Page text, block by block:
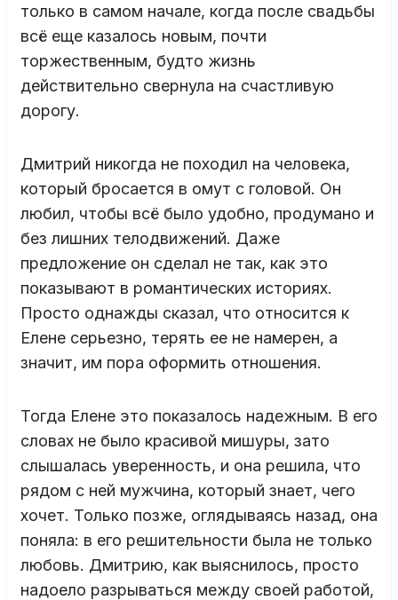
только в самом начале, когда после свадьбы
всё еще казалось новым, почти
торжественным, будто жизнь
действительно свернула на счастливую
дорогу.
Дмитрий никогда не походил на человека,
который бросается в омут с головой. Он
любил, чтобы всё было удобно, продумано и
без лишних телодвижений. Даже
предложение он сделал не так, как это
показывают в романтических историях.
Просто однажды сказал, что относится к
Елене серьезно, терять ее не намерен, а
значит, им пора оформить отношения.
Тогда Елене это показалось надежным. В его
словах не было красивой мишуры, зато
слышалась уверенность, и она решила, что
рядом с ней мужчина, который знает, чего
хочет. Только позже, оглядываясь назад, она
поняла: в его решительности была не только
любовь. Дмитрию, как выяснилось, просто
надоело разрываться между своей работой,